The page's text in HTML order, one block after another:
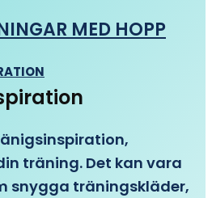
MED HOPP
träning. Det kan vara
snygga träningskläder,